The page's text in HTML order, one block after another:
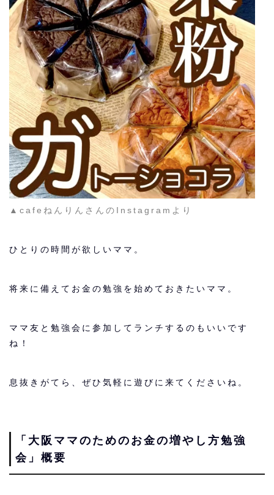
▲cafeねんりんさんのInstagramより
ひとりの時間が欲しいママ。
将来に備えてお金の勉強を始めておきたいママ。
ママ友と勉強会に参加してランチするのもいいです
ね！
息抜きがてら、ぜひ気軽に遊びに来てくださいね。
「大阪ママのためのお金の増やし方勉強
会」概要